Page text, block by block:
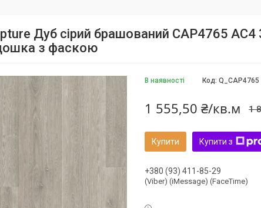
Дуб сірий брашований CAP4765
з фаскою
В наявності Код: Q_CAP4765
1
1 555,50 ₴/кв.м
Купити Купити з
+380 (93) 411-85-29
(Viber) (iMessage) (FaceTime)